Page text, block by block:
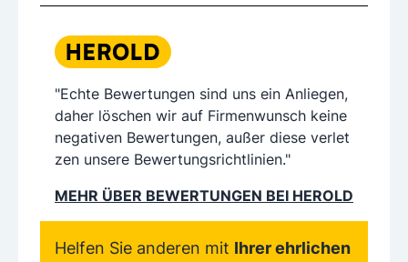
"Echte Bewertungen sind uns ein Anliegen,
daher löschen wir auf Firmenwunsch keine
negativen Bewertungen, außer diese verlet
zen unsere Bewertungsrichtlinien."
MEHR ÜBER BEWERTUNGEN BEI HEROLD
Helfen Sie anderen mit Ihrer ehrlichen